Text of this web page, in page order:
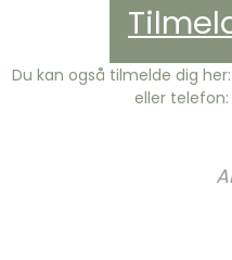
Du kan også tilmelde dig
eller telefon: